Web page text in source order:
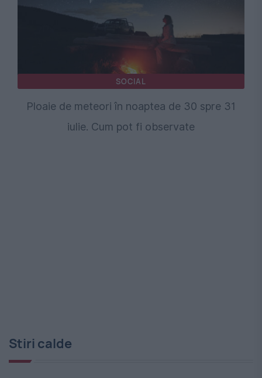
SOCIAL
Ploaie de meteori în noaptea de 30 spre 31
iulie. Cum pot fi observate
Stiri calde